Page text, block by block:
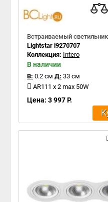
Встраиваемый светильник
Lightstar i9270707
Коллекция: Intero
В наличии
В: 0.2 см Д: 33 см
AR111 x 2 max 50W
Цена: 3 997 Р.